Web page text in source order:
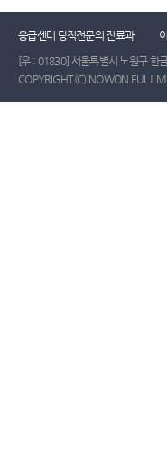
응급센터 당직전문의 진료과
[우 : 01830] 서울특별시 노원구 한
COPYRIGHT(C) NOWON EULJI